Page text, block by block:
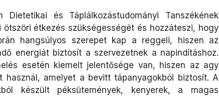
Dietetikai és Táplálkozástudományi Tanszékének
ötszöri étkezés szükségességét és hozzáteszi, hogy
hangsúlyos szerepet kap a reggeli, hiszen az
energiát biztosít a szervezetnek a napindításhoz.
esetén kiemelt jelentősége van, hiszen az agy
használ, amelyet a bevitt tápanyagokból biztosít. A
készült péksütemények, kenyerek, a magas